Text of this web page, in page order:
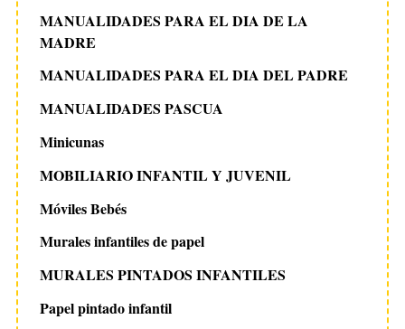
MANUALIDADES PARA EL DIA DE LA
MADRE
MANUALIDADES PARA EL DIA DEL PADRE
MANUALIDADES PASCUA
Minicunas
MOBILIARIO INFANTIL Y JUVENIL
Móviles Bebés
Murales infantiles de papel
MURALES PINTADOS INFANTILES
Papel pintado infantil